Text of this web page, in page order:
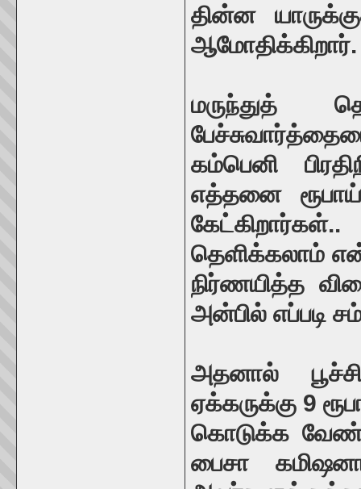
தின்ன
ஆமோதிக்கிறார்.
மருந்துத்
கம்பெனி
எத்தனை
தெளிக்கலாம்
நிர்ணயித்த
அன்பில் எப்படி
அதனால்
ஏக்கருக்கு 9
கொடுக்க
பைசா